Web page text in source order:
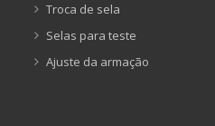
Troca de sela
Selas para teste
Ajuste da armação